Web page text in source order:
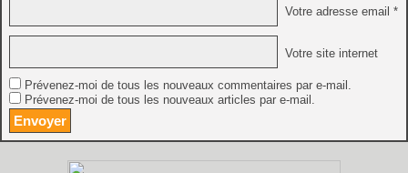
Votre adresse email *
Votre site internet
Prévenez-moi de tous les nouveaux commentaires par e-mail.
Prévenez-moi de tous les nouveaux articles par e-mail.